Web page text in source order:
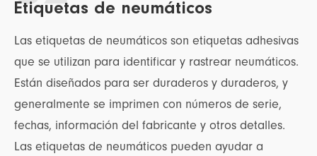
Etiquetas de neumáticos
Las etiquetas de neumáticos son etiquetas adhesivas
que se utilizan para identificar y rastrear neumáticos.
Están diseñados para ser duraderos y duraderos, y
generalmente se imprimen con números de serie,
fechas, información del fabricante y otros detalles.
Las etiquetas de neumáticos pueden ayudar a